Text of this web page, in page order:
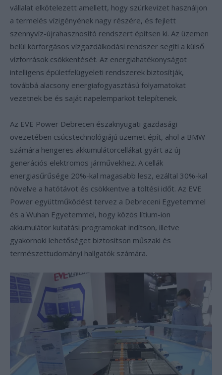
vállalat elkötelezett amellett, hogy szürkevizet használjon
a termelés vízigényének nagy részére, és fejlett
szennyvíz-újrahasznosító rendszert építsen ki. Az üzemen
belül körforgásos vízgazdálkodási rendszer segíti a külső
vízforrások csökkentését. Az energiahatékonyságot
intelligens épületfelügyeleti rendszerek biztosítják,
továbbá alacsony energiafogyasztású folyamatokat
vezetnek be és saját napelemparkot telepítenek.
Az EVE Power Debrecen északnyugati gazdasági
övezetében csúcstechnológiájú üzemet épít, ahol a BMW
számára hengeres akkumulátorcellákat gyárt az új
generációs elektromos járművekhez. A cellák
energiasűrűsége 20%-kal magasabb lesz, ezáltal 30%-kal
növelve a hatótávot és csökkentve a töltési időt. Az EVE
Power együttműködést tervez a Debreceni Egyetemmel
és a Wuhan Egyetemmel, hogy közös lítium-ion
akkumulátor kutatási programokat indítson, illetve
gyakornoki lehetőséget biztosítson műszaki és
természettudományi hallgatók számára.